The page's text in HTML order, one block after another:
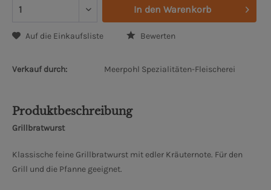
In den Warenkorb
Auf die Einkaufsliste Bewerten
Verkauf durch: Meerpohl Spezialitäten-Fleischerei
Produktbeschreibung
Grillbratwurst
Klassische feine Grillbratwurst mit edler Kräuternote. Für den
Grill und die Pfanne geeignet.